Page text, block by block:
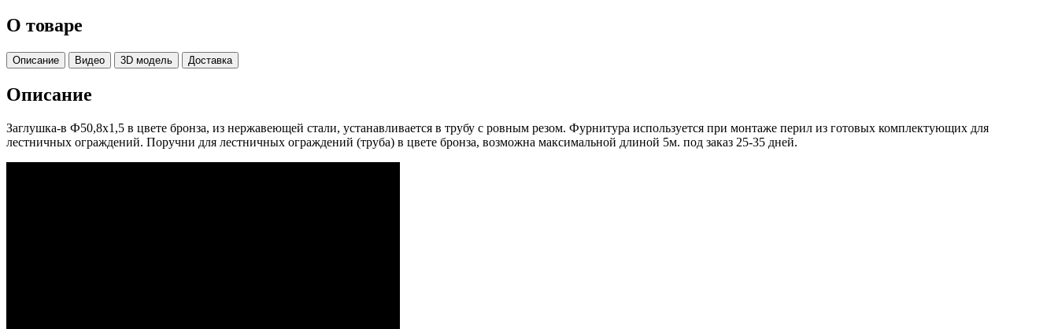
О товаре
Описание Видео 3D модель Доставка
Описание
Заглушка-в Ф50,8х1,5 в цвете бронза, из нержавеющей стали, устанавливается в трубу с ровным резом. Фурнитура используется при монтаже перил из готовых комплектующих для
лестничных ограждений. Поручни для лестничных ограждений (труба) в цвете бронза, возможна максимальной длиной 5м. под заказ 25-35 дней.